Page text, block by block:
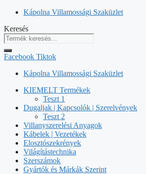
Kilépés
tartalomba
Kápolna Villamossági Szaküzlet
Keresés
Facebook Tiktok
Kápolna Villamossági Szaküzlet
KIEMELT Termékek
Teszt 1
Dugaljak | Kapcsolók | Szerelvények
Teszt 2
Villanyszerelési Anyagok
Kábelek | Vezetékek
Elosztószekrények
Világítástechnika
Szerszámok
Gyártók és Márkák Szerint